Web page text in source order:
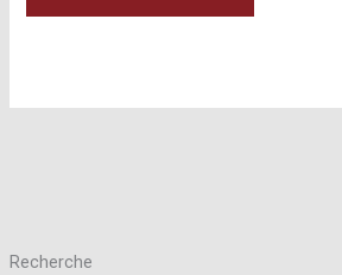
Recherche